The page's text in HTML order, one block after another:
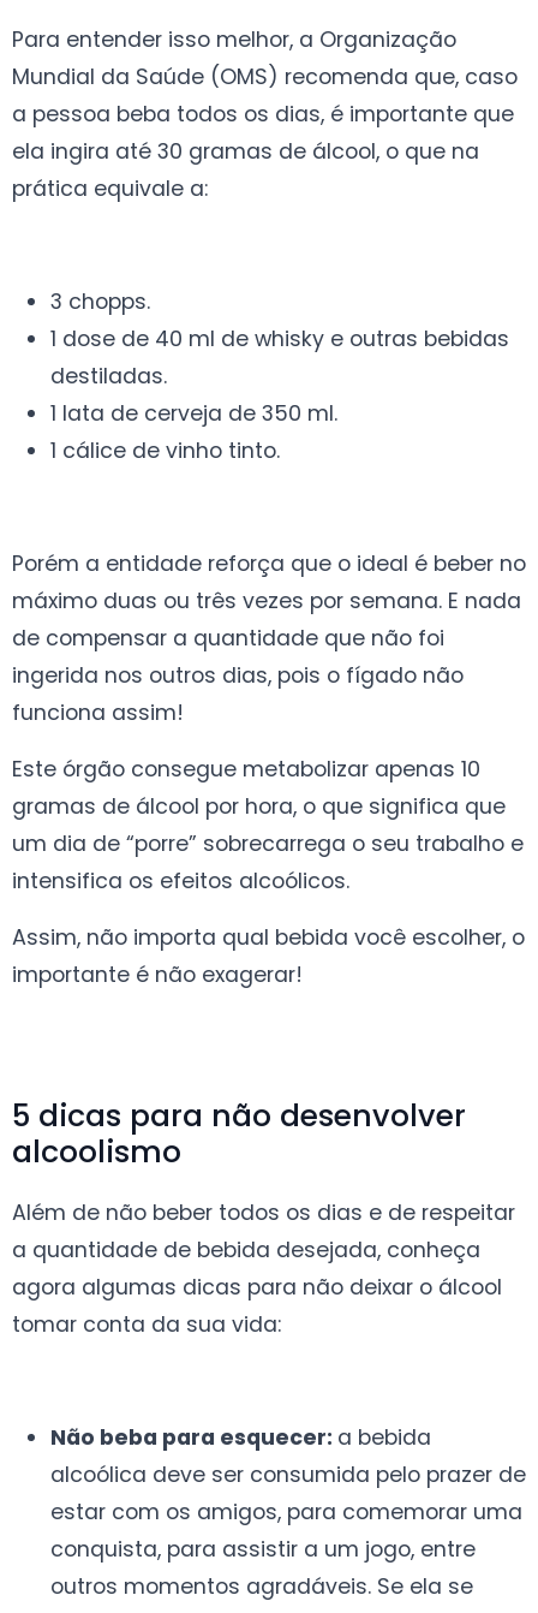
Para entender isso melhor, a Organização
Mundial da Saúde (OMS) recomenda que, caso
a pessoa beba todos os dias, é importante que
ela ingira até 30 gramas de álcool, o que na
prática equivale a:
3 chopps.
1 dose de 40 ml de whisky e outras bebidas
destiladas.
1 lata de cerveja de 350 ml.
1 cálice de vinho tinto.
Porém a entidade reforça que o ideal é beber no
máximo duas ou três vezes por semana. E nada
de compensar a quantidade que não foi
ingerida nos outros dias, pois o fígado não
funciona assim!
Este órgão consegue metabolizar apenas 10
gramas de álcool por hora, o que significa que
um dia de “porre” sobrecarrega o seu trabalho e
intensifica os efeitos alcoólicos.
Assim, não importa qual bebida você escolher, o
importante é não exagerar!
5 dicas para não desenvolver
alcoolismo
Além de não beber todos os dias e de respeitar
a quantidade de bebida desejada, conheça
agora algumas dicas para não deixar o álcool
tomar conta da sua vida:
Não beba para esquecer: a bebida
alcoólica deve ser consumida pelo prazer de
estar com os amigos, para comemorar uma
conquista, para assistir a um jogo, entre
outros momentos agradáveis. Se ela se